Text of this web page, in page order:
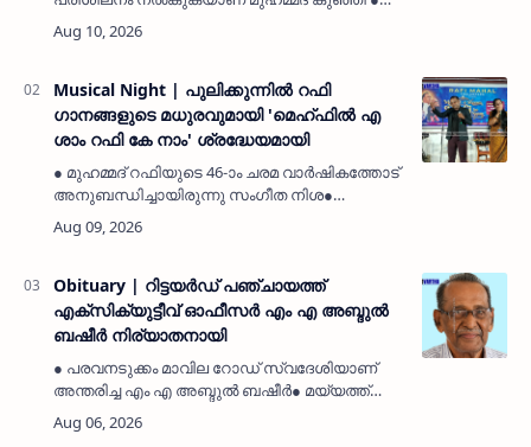
വിദ്യാഭ്യാസ മന്ത്രി അഡ്വ. എൻ ശംസുദ്ദീന്
മൊഗ്രാൽ ദേശീയവേദി ഭാരവാഹികൾ നിവേദനം
Musical Night | പുലിക്കുന്നിൽ റഫി
ഗാനങ്ങളുടെ മധുരവുമായി 'മെഹ്ഫിൽ എ
ശാം റഫി കേ നാം' ശ്രദ്ധേയമായി
● മുഹമ്മദ് റഫിയുടെ 46-ാം ചരമ വാർഷികത്തോട്
അനുബന്ധിച്ചായിരുന്നു സംഗീത നിശ●
ഔപചാരിക ഉദ്ഘാടനമോ സ്വാഗത ഭാഷണമോ
ഇല്ലാതെയാണ് പരിപാടി നടന്നത് കാസർകോട്:
Obituary | റിട്ടയർഡ് പഞ്ചായത്ത്
എക്സിക്യുട്ടീവ് ഓഫീസർ എം എ അബ്ദുൽ
ബഷീർ നിര്യാതനായി
● പരവനടുക്കം മാവില റോഡ് സ്വദേശിയാണ്
അന്തരിച്ച എം എ അബ്ദുൽ ബഷീർ● മയ്യത്ത്
ചെമ്മനാട് ജുമാ മസ്ജിദ് ഖബർസ്ഥാനിൽ
ഖബറടക്കി.പരവനടുക്കം: (MyKasargodVartha)